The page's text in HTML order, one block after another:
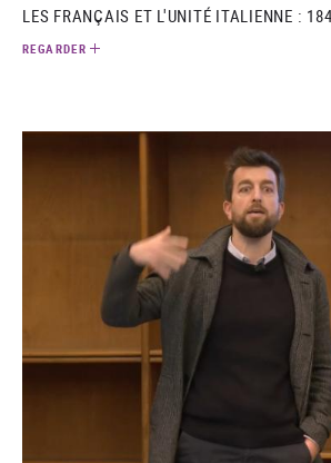
LES FRANÇAIS ET L'UNITÉ ITALIENNE :
REGARDER